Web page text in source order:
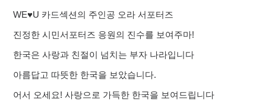
WE♥U 카드섹션의 주인공 오라 서포터즈
진정한 시민서포터즈 응원의 진수를 보여주마!
한국은 사랑과 친절이 넘치는 부자 나라입니다
아름답고 따뜻한 한국을 보았습니다.
어서 오세요! 사랑으로 가득한 한국을 보여드립니다